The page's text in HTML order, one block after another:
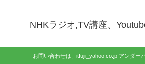
NHKラジオ,TV講座、
お問い合わせは、itfujii_yahoo.co.jp アンダー